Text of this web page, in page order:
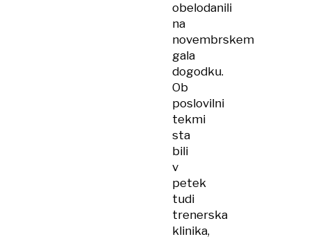
obelodanili
na
novembrskem
gala
dogodku.
Ob
poslovilni
tekmi
sta
bili
v
petek
tudi
trenerska
klinika,